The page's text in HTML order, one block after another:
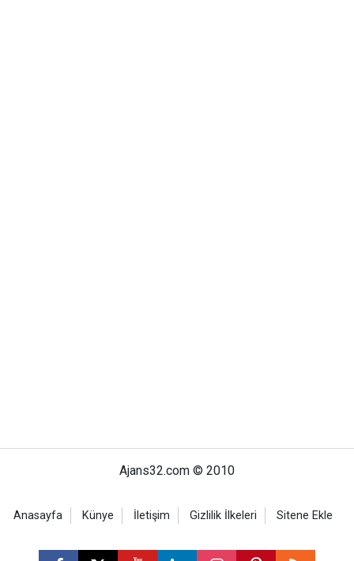
Ajans32.com © 2010
Anasayfa Künye İletişim Gizlilik İlkeleri Sitene Ekle